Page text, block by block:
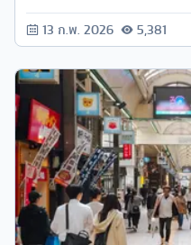
วันนี้เราจะพาไปเที่ยวโดยมีจุดมุ่ง
สถานที่ศักดิ์สิทธิ์ทั่วทุกมุมโลกกันเ
13 ก.พ. 2026 5,381